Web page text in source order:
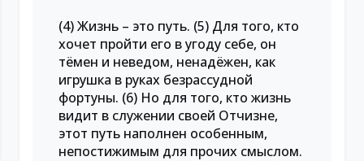
(4) Жизнь – это путь. (5) Для того, кто
хочет пройти его в угоду себе, он
тёмен и неведом, ненадёжен, как
игрушка в руках безрассудной
фортуны. (6) Но для того, кто жизнь
видит в служении своей Отчизне,
этот путь наполнен особенным,
непостижимым для прочих смыслом.